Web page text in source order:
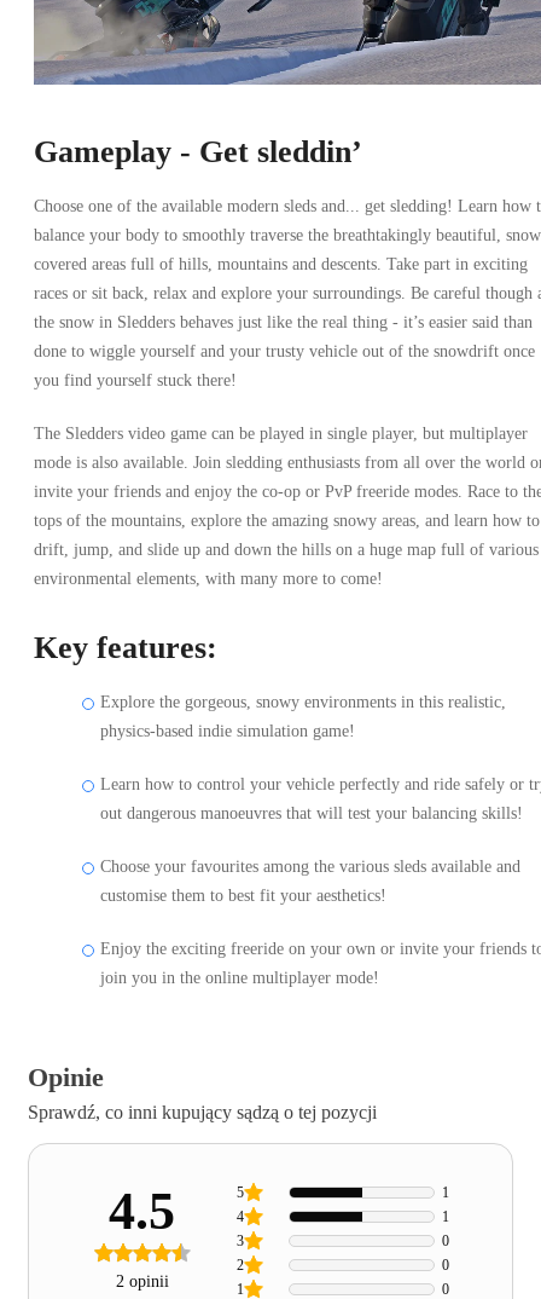
Gameplay - Get sleddin’
Choose one of the available modern sleds and... get sledding! Learn how
balance your body to smoothly traverse the breathtakingly beautiful,
covered areas full of hills, mountains and descents. Take part in exciting
races or sit back, relax and explore your surroundings. Be careful though
the snow in Sledders behaves just like the real thing - it’s easier said than
done to wiggle yourself and your trusty vehicle out of the snowdrift once
you find yourself stuck there!
The Sledders video game can be played in single player, but multiplayer
mode is also available. Join sledding enthusiasts from all over the world
invite your friends and enjoy the co-op or PvP freeride modes. Race to
tops of the mountains, explore the amazing snowy areas, and learn how to
drift, jump, and slide up and down the hills on a huge map full of various
environmental elements, with many more to come!
Key features:
Explore the gorgeous, snowy environments in this realistic,
physics-based indie simulation game!
Learn how to control your vehicle perfectly and ride safely or
out dangerous manoeuvres that will test your balancing skills!
Choose your favourites among the various sleds available and
customise them to best fit your aesthetics!
Enjoy the exciting freeride on your own or invite your friends
join you in the online multiplayer mode!
Opinie
Sprawdź, co inni kupujący sądzą o tej pozycji
4.5
2 opinii 1 0
2 0
3 0
4 1
5 1